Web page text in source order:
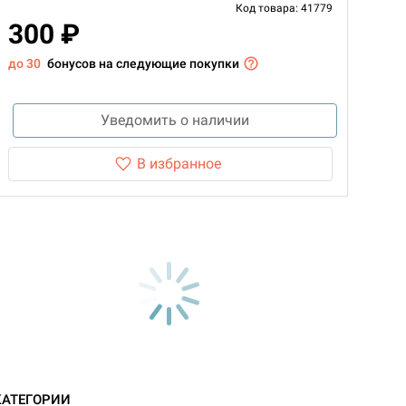
Код товара: 41779
300 ₽
до 30 бонусов на следующие покупки
Уведомить о наличии
В избранное